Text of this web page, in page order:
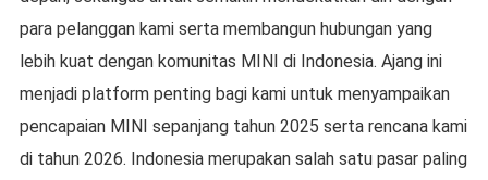
para pelanggan kami serta membangun hubungan yang
lebih kuat dengan komunitas MINI di Indonesia. Ajang ini
menjadi platform penting bagi kami untuk menyampaikan
pencapaian MINI sepanjang tahun 2025 serta rencana kami
di tahun 2026. Indonesia merupakan salah satu pasar paling